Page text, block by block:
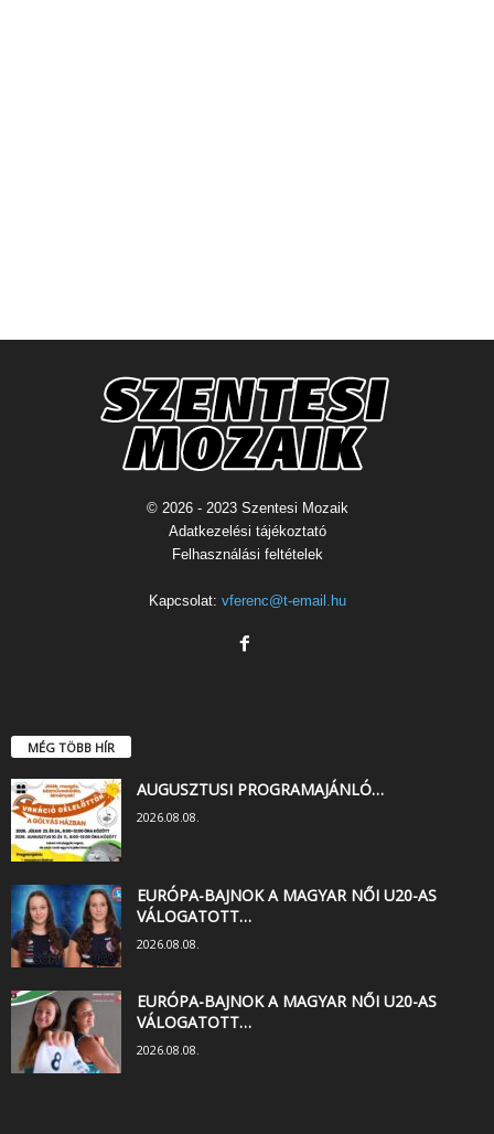
© 2026 - 2023 Szentesi Mozaik
Adatkezelési tájékoztató
Felhasználási feltételek
Kapcsolat: vferenc@t-email.hu
MÉG TÖBB HÍR
AUGUSZTUSI PROGRAMAJÁNLÓ…
2026.08.08.
EURÓPA-BAJNOK A MAGYAR NŐI U20-AS
VÁLOGATOTT…
2026.08.08.
EURÓPA-BAJNOK A MAGYAR NŐI U20-AS
VÁLOGATOTT…
2026.08.08.